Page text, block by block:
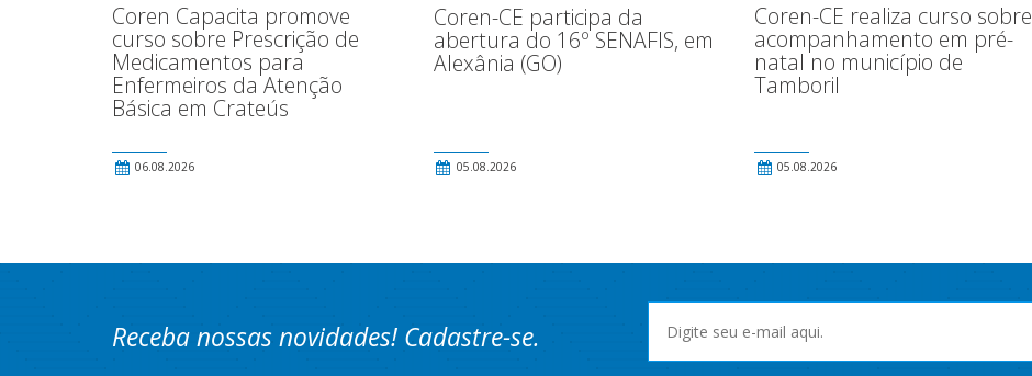
Coren Capacita promove
curso sobre Prescrição de
Medicamentos para
Enfermeiros da Atenção
Básica em Crateús
06.08.2026
Coren-CE participa da
abertura do 16º SENAFIS, em
Alexânia (GO)
05.08.2026
Coren-CE realiza curso sobre
acompanhamento em pré-
natal no município de
Tamboril
05.08.2026
Receba nossas novidades! Cadastre-se.